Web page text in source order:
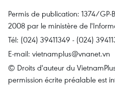
Permis de publication: 1374/GP-
2008 par le ministère de
Tél: (024) 39411349 - (024)
E-mail: vietnamplus@vnanet.vn
© Droits d'auteur du
permission écrite préalable est